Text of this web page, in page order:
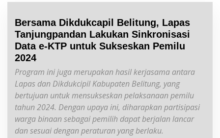
Bersama Dikdukcapil Belitung, Lapas
Tanjungpandan Lakukan Sinkronisasi
Data e-KTP untuk Sukseskan Pemilu
2024
Program ini juga merupakan hasil kerjasama antara
Lapas dan Dikdukcipil Kabupaten Belitung, yang
bertujuan untuk mensukseskan pelaksanaan pemilu
tahun 2024. Dengan upaya ini, diharapkan partisipasi
warga binaan sebagai pemilih dapat berjalan lancar
dan sesuai dengan peraturan yang berlaku.